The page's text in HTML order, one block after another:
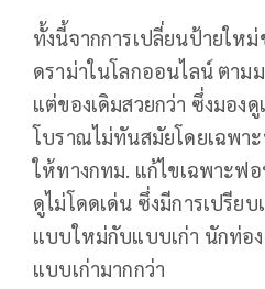
ทั้งนี้จากการเปลี่ยนป้ายให
ดราม่าในโลกออนไลน์ ตาม
แต่ของเดิมสวยกว่า ซึ่งมอ
โบราณไม่ทันสมัยโดยเฉพา
ให้ทางกทม. แก้ไขเฉพาะฟ
ดูไม่โดดเด่น ซึ่งมีการเปรีย
แบบใหม่กับแบบเก่า นักท่อ
แบบเก่ามากกว่า